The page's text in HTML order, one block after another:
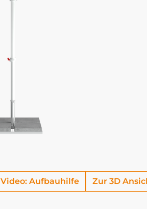
Video: Aufbauhilfe Zur 3D